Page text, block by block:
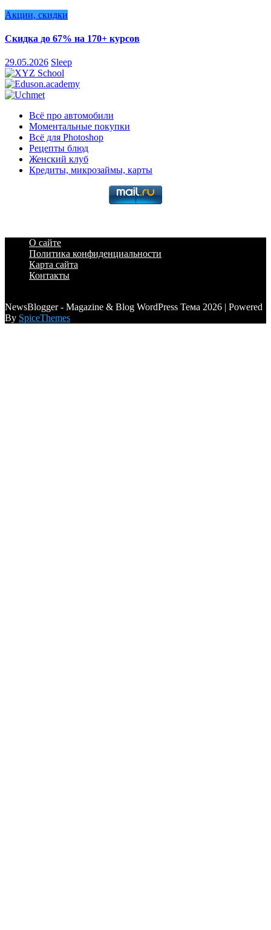
Акции, скидки
Скидка до 67% на 170+ курсов
29.05.2026 Sleep
Всё про автомобили
Моментальные покупки
Всё для Photoshop
Рецепты блюд
Женский клуб
Кредиты, микрозаймы, карты
О сайте
Политика конфиденциальности
Карта сайта
Контакты
NewsBlogger - Magazine & Blog WordPress Тема 2026 | Powered
By SpiceThemes